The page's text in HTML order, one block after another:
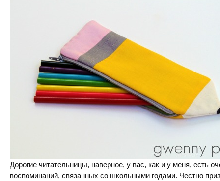
Дорогие читательницы, наверное, у вас, как и у меня, есть
воспоминаний, связанных со школьными годами. Честно